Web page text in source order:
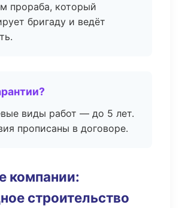
прораба, который
бригаду и ведёт
виды работ — до 5 лет.
прописаны в договоре.
компании:
строительство